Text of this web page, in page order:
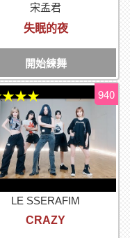
宋孟君
失眠的夜
開始練舞
LE SSERAFIM
CRAZY
940